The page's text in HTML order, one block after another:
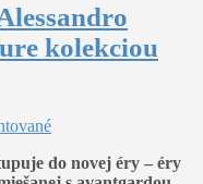
kolekciou
do novej éry – éry